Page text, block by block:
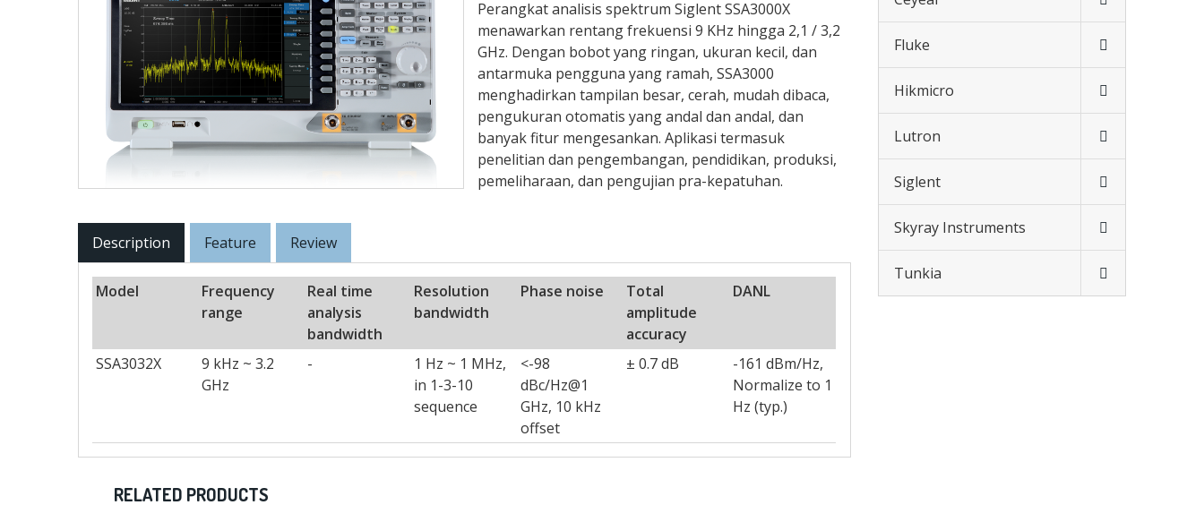
Perangkat analisis spektrum Siglent SSA3000X
menawarkan rentang frekuensi 9 KHz hingga 2,1 / 3,2
GHz. Dengan bobot yang ringan, ukuran kecil, dan
antarmuka pengguna yang ramah, SSA3000
menghadirkan tampilan besar, cerah, mudah dibaca,
pengukuran otomatis yang andal dan andal, dan
banyak fitur mengesankan. Aplikasi termasuk
penelitian dan pengembangan, pendidikan, produksi,
pemeliharaan, dan pengujian pra-kepatuhan.
Description Feature Review
Model
Frequency
range
Real time
analysis
bandwidth
Resolution
bandwidth
Phase noise
Total
amplitude
accuracy
DANL
SSA3032X
9 kHz ~ 3.2
GHz
-
1 Hz ~ 1 MHz,
in 1-3-10
sequence
<-98
dBc/Hz@1
GHz, 10 kHz
offset
± 0.7 dB
-161 dBm/Hz,
Normalize to 1
Hz (typ.)
Fluke
Hikmicro
Lutron
Siglent
Skyray Instruments
Tunkia
RELATED PRODUCTS